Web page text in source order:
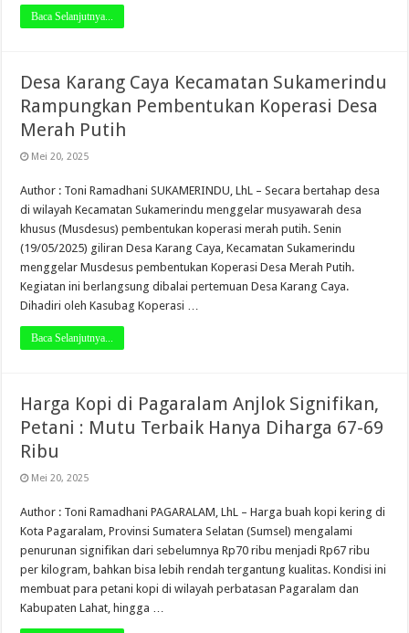
Baca Selanjutnya...
Desa Karang Caya Kecamatan Sukamerindu
Rampungkan Pembentukan Koperasi Desa
Merah Putih
Mei 20, 2025
Author : Toni Ramadhani SUKAMERINDU, LhL – Secara bertahap desa
di wilayah Kecamatan Sukamerindu menggelar musyawarah desa
khusus (Musdesus) pembentukan koperasi merah putih. Senin
(19/05/2025) giliran Desa Karang Caya, Kecamatan Sukamerindu
menggelar Musdesus pembentukan Koperasi Desa Merah Putih.
Kegiatan ini berlangsung dibalai pertemuan Desa Karang Caya.
Dihadiri oleh Kasubag Koperasi …
Baca Selanjutnya...
Harga Kopi di Pagaralam Anjlok Signifikan,
Petani : Mutu Terbaik Hanya Diharga 67-69
Ribu
Mei 20, 2025
Author : Toni Ramadhani PAGARALAM, LhL – Harga buah kopi kering di
Kota Pagaralam, Provinsi Sumatera Selatan (Sumsel) mengalami
penurunan signifikan dari sebelumnya Rp70 ribu menjadi Rp67 ribu
per kilogram, bahkan bisa lebih rendah tergantung kualitas. Kondisi ini
membuat para petani kopi di wilayah perbatasan Pagaralam dan
Kabupaten Lahat, hingga …